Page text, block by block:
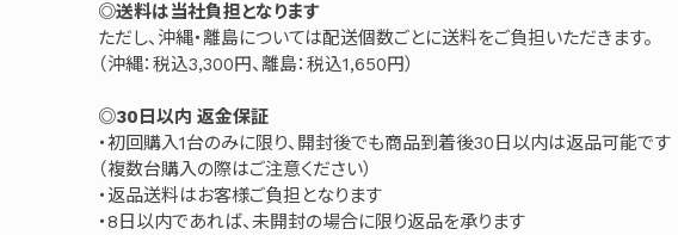
◎送料は当社負担となります
ただし、沖縄・離島については配送個数ごとに送料をご負担いただきます。
（沖縄：税込3,300円、離島：税込1,650円）
◎30日以内 返金保証
・初回購入1台のみに限り、開封後でも商品到着後30日以内は返品可能です
（複数台購入の際はご注意ください）
・返品送料はお客様ご負担となります
・8日以内であれば、未開封の場合に限り返品を承ります